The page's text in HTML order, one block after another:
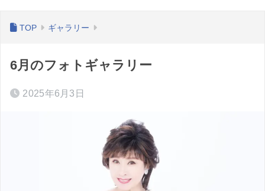
ギャラリー
6月のフォトギャラリー
2025年6月3日